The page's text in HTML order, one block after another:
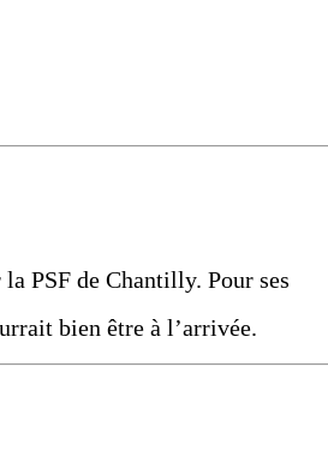
PSF de Chantilly. Pour ses
bien être à l’arrivée.